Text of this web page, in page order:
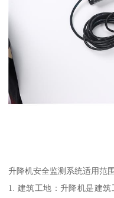
升降机安全监测系统适用范
1. 建筑工地：升降机是建